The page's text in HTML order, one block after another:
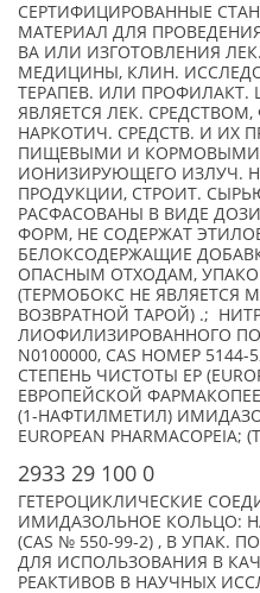
СЕРТИФИЦИРОВАННЫЕ
МАТЕРИАЛ ДЛЯ
ВА ИЛИ ИЗГОТОВЛЕНИЯ
МЕДИЦИНЫ, КЛИН.
ТЕРАПЕВ. ИЛИ ПРОФИЛАКТ.
ЯВЛЯЕТСЯ ЛЕК.
НАРКОТИЧ. СРЕДСТВ. И ИХ
ПИЩЕВЫМИ И КОРМОВЫМИ
ИОНИЗИРУЮЩЕГО ИЗЛУЧ.
ПРОДУКЦИИ, СТРОИТ.
РАСФАСОВАНЫ В ВИДЕ
ФОРМ, НЕ СОДЕРЖАТ
БЕЛОКСОДЕРЖАЩИЕ
ОПАСНЫМ ОТХОДАМ,
(ТЕРМОБОКС НЕ ЯВЛЯЕТСЯ
ВОЗВРАТНОЙ ТАРОЙ) .;
ЛИОФИЛИЗИРОВАННОГО
N0100000, CAS НОМЕР
СТЕПЕНЬ ЧИСТОТЫ EP
ЕВРОПЕЙСКОЙ
(1-НАФТИЛМЕТИЛ)
EUROPEAN
2933 29 100 0
ГЕТЕРОЦИКЛИЧЕСКИЕ
ИМИДАЗОЛЬНОЕ КОЛЬЦО:
(CAS № 550-99-2) , В УПАК.
ДЛЯ ИСПОЛЬЗОВАНИЯ В
РЕАКТИВОВ В НАУЧНЫХ